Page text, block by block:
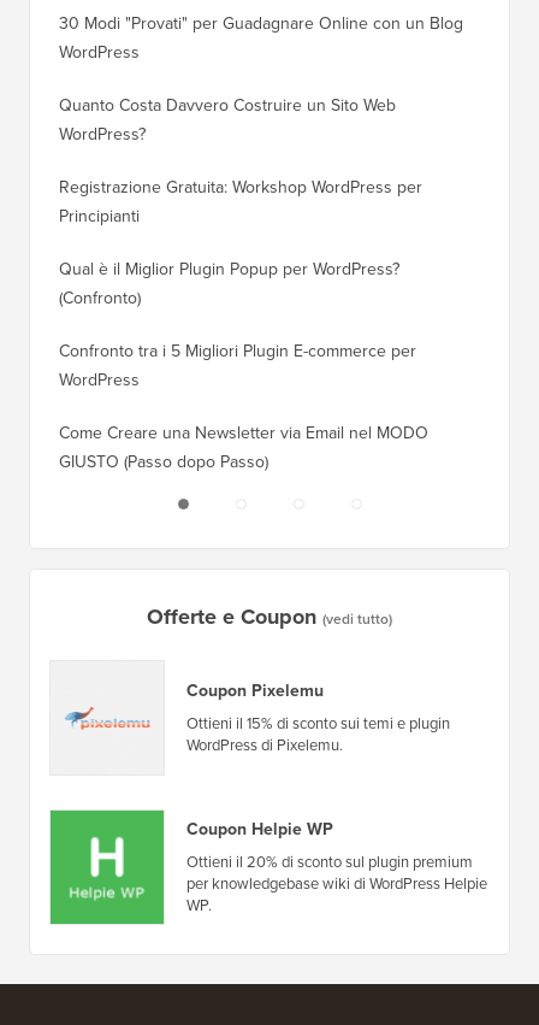
30 Modi "Provati" per Guadagnare Online con un Blog
WordPress
Quanto Costa Davvero Costruire un Sito Web
WordPress?
Registrazione Gratuita: Workshop WordPress per
Principianti
Qual è il Miglior Plugin Popup per WordPress?
(Confronto)
Confronto tra i 5 Migliori Plugin E-commerce per
WordPress
Come Creare una Newsletter via Email nel MODO
GIUSTO (Passo dopo Passo)
Offerte e Coupon (vedi tutto)
Coupon Pixelemu
Ottieni il 15% di sconto sui temi e plugin
WordPress di Pixelemu.
Coupon Helpie WP
Ottieni il 20% di sconto sul plugin premium
per knowledgebase wiki di WordPress Helpie
WP.